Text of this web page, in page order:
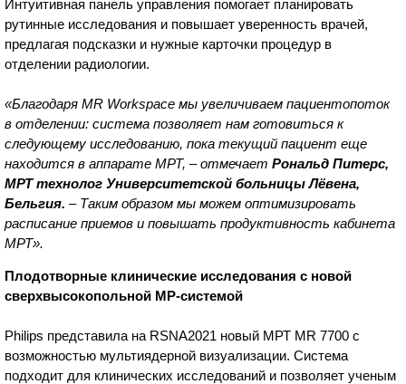
Интуитивная панель управления помогает планировать
рутинные исследования и повышает уверенность врачей,
предлагая подсказки и нужные карточки процедур в
отделении радиологии.
«Благодаря MR Workspace мы увеличиваем пациентопоток
в отделении: система позволяет нам готовиться к
следующему исследованию, пока текущий пациент еще
находится в аппарате МРТ, – отмечаетРональд Питерс,
МРТ технолог Университетской больницы Лёвена,
Бельгия. – Таким образом мы можем оптимизировать
расписание приемов и повышать продуктивность кабинета
МРТ».
Плодотворные клинические исследования с новой
сверхвысокопольной МР-системой
Philips представила на RSNA2021 новый МРТ MR 7700 с
возможностью мультиядерной визуализации. Система
подходит для клинических исследований и позволяет ученым